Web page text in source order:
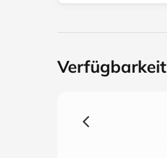
Verfügbarkeit